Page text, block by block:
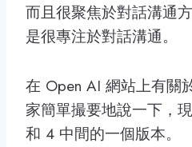
而且很聚焦於對話溝通
是很專注於對話溝通。
在 Open AI 網站上有關
家簡單撮要地說一下，
和 4 中間的一個版本。